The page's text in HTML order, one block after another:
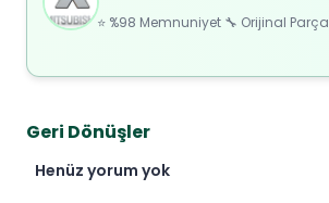
⭐ %98 Memnuniyet 🔧 Orijinal Parça
Geri Dönüşler
Henüz yorum yok